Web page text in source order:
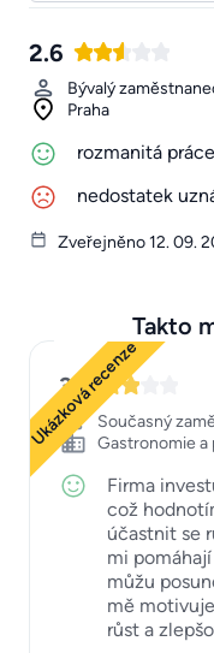
2.6
Bývalý
Praha
rozmanitá
nedostatek
Zveřejněno 12. 09.
Takto
Ukázková recenze
3
Současný
Gastronomie
Firma
což
účastnit se
mi
můžu
mě
růst a